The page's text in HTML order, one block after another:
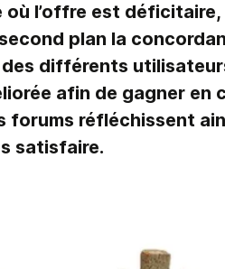
où l’offre est
plan la
différents
afin de gagner
forums réfléchissent
satisfaire.